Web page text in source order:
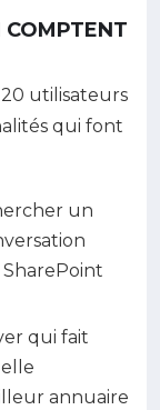
COMPTENT
utilisateurs
qui font
un
qui fait
annuaire